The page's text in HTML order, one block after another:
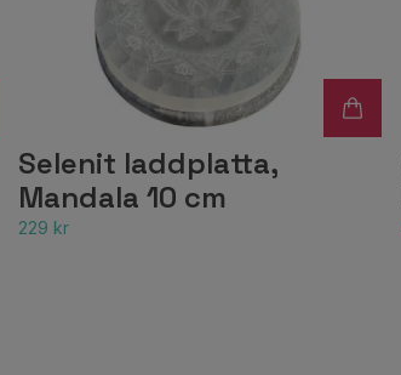
Selenit laddplatta,
Mandala 10 cm
229 kr